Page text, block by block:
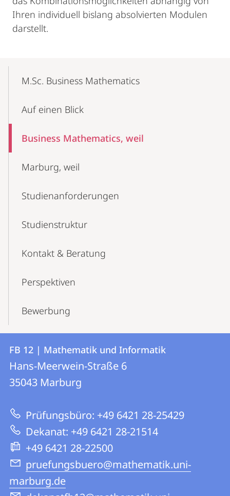
Ihren individuell bislang absolvierten Modulen
darstellt.
NavigationM.Sc. Business Mathematics
Auf einen Blick
Business Mathematics, weil
Marburg, weil
Studien­anforderungen
Studienstruktur
Kontakt & Beratung
Perspektiven
Bewerbung
Kontakt
und
Informationen
zur
Website
Kontaktinformationen
FB
12
|
Mathematik
und
Informatik
FB 12 | Mathematik und Informatik
Hans-Meerwein-Straße 6
35043 Marburg
Prüfungsbüro: +49 6421 28-25429
Dekanat: +49 6421 28-21514
+49 6421 28-22500
pruefungsbuero@mathematik.uni-
marburg.de